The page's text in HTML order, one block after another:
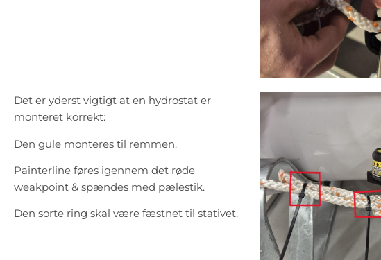
Det er yderst vigtigt at en hydrostat er
monteret korrekt:
Den gule monteres til remmen.
Painterline føres igennem det røde
weakpoint & spændes med pælestik.
Den sorte ring skal være fæstnet til stativet.